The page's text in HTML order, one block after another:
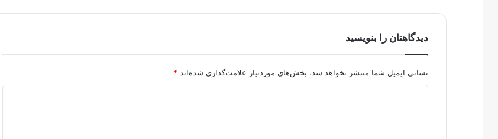
دیدگاهتان را بنویسید
نشانی ایمیل شما منتشر نخواهد شد. بخش‌های موردنیاز علامت‌گذاری شده‌اند *